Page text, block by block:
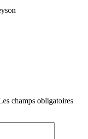
champs obligatoires